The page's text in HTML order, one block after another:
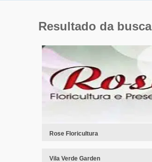
Resultado da busca
Rose Floricultura
Vila Verde Garden